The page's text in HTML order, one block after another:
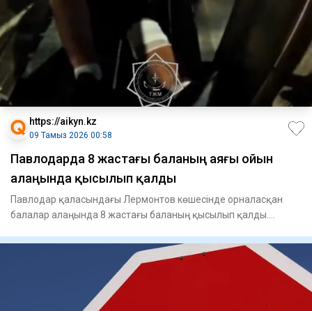
https://aikyn.kz
09 Тамыз 2026 00:58
Павлодарда 8 жастағы баланың аяғы ойын
алаңында қысылып қалды
Павлодар қаласындағы Лермонтов көшесінде орналасқан
балалар алаңында 8 жастағы баланың қысылып қалды.